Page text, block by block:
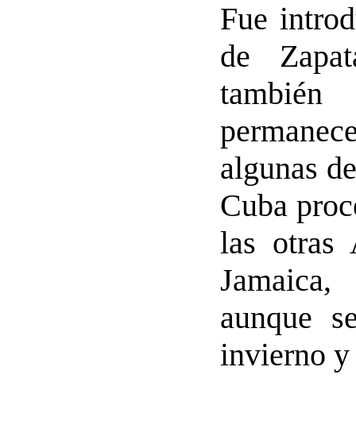
Fue
de
algunas
Cuba
las otras
aunque
invierno